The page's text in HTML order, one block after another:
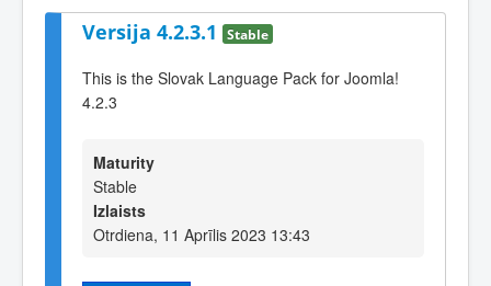
Versija 4.2.3.1 Stable
This is the Slovak Language Pack for Joomla!
4.2.3
Maturity
Stable
Izlaists
Otrdiena, 11 Aprīlis 2023 13:43